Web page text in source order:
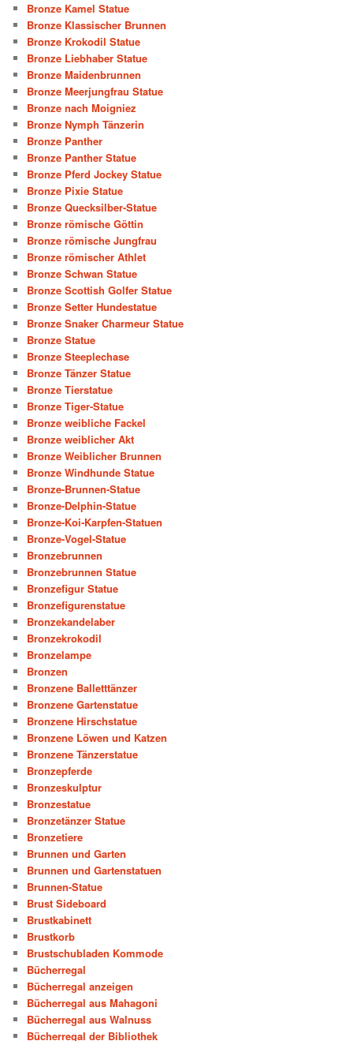
Bronze Kamel Statue
Bronze Klassischer Brunnen
Bronze Krokodil Statue
Bronze Liebhaber Statue
Bronze Maidenbrunnen
Bronze Meerjungfrau Statue
Bronze nach Moigniez
Bronze Nymph Tänzerin
Bronze Panther
Bronze Panther Statue
Bronze Pferd Jockey Statue
Bronze Pixie Statue
Bronze Quecksilber-Statue
Bronze römische Göttin
Bronze römische Jungfrau
Bronze römischer Athlet
Bronze Schwan Statue
Bronze Scottish Golfer Statue
Bronze Setter Hundestatue
Bronze Snaker Charmeur Statue
Bronze Statue
Bronze Steeplechase
Bronze Tänzer Statue
Bronze Tierstatue
Bronze Tiger-Statue
Bronze weibliche Fackel
Bronze weiblicher Akt
Bronze Weiblicher Brunnen
Bronze Windhunde Statue
Bronze-Brunnen-Statue
Bronze-Delphin-Statue
Bronze-Koi-Karpfen-Statuen
Bronze-Vogel-Statue
Bronzebrunnen
Bronzebrunnen Statue
Bronzefigur Statue
Bronzefigurenstatue
Bronzekandelaber
Bronzekrokodil
Bronzelampe
Bronzen
Bronzene Balletttänzer
Bronzene Gartenstatue
Bronzene Hirschstatue
Bronzene Löwen und Katzen
Bronzene Tänzerstatue
Bronzepferde
Bronzeskulptur
Bronzestatue
Bronzetänzer Statue
Bronzetiere
Brunnen und Garten
Brunnen und Gartenstatuen
Brunnen-Statue
Brust Sideboard
Brustkabinett
Brustkorb
Brustschubladen Kommode
Bücherregal
Bücherregal anzeigen
Bücherregal aus Mahagoni
Bücherregal aus Walnuss
Bücherregal der Bibliothek